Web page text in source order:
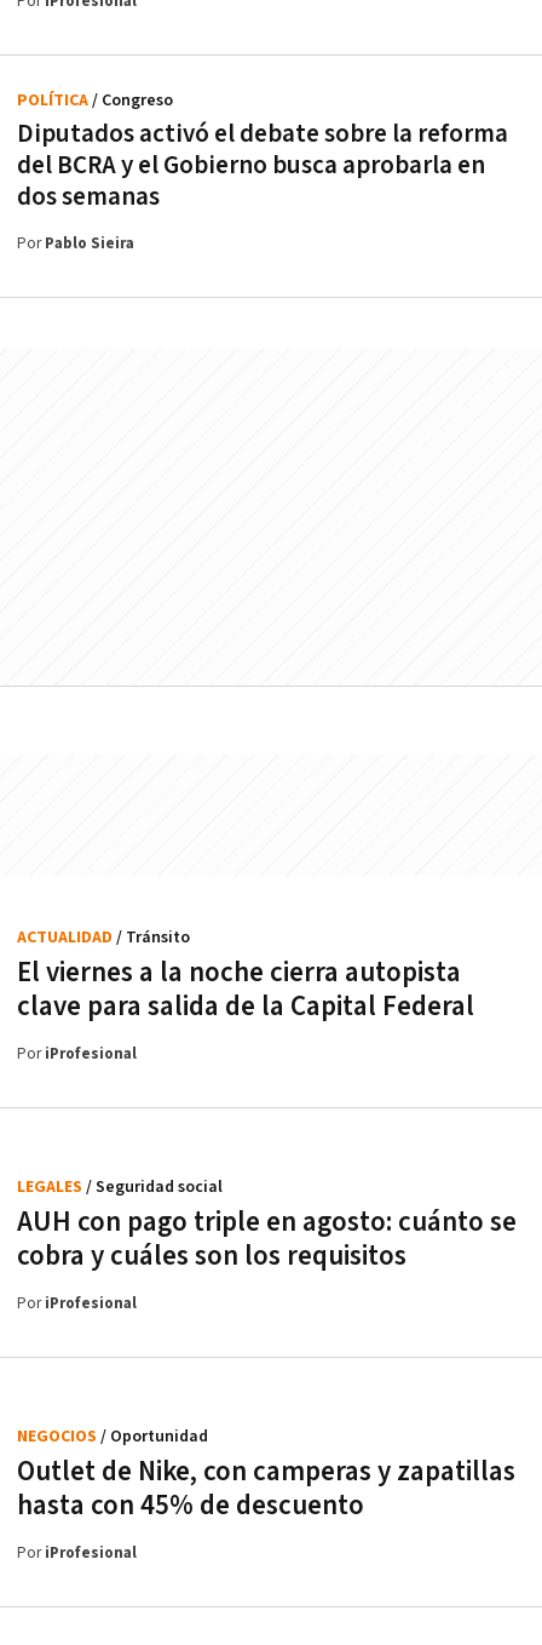
Diputados activó el debate sobre la reforma
del BCRA y el Gobierno busca aprobarla en
dos semanas
POLÍTICA/ Congreso
PorPablo Sieira
El viernes a la noche cierra autopista
clave para salida de la Capital Federal
ACTUALIDAD / Tránsito
PoriProfesional
AUH con pago triple en agosto: cuánto se
cobra y cuáles son los requisitos
LEGALES / Seguridad social
PoriProfesional
Outlet de Nike, con camperas y zapatillas
hasta con 45% de descuento
NEGOCIOS / Oportunidad
PoriProfesional